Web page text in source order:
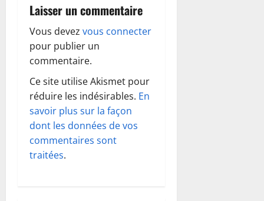
t
i
o
n
d
’
a
Laisser un commentaire
Vous devez vous connecter
pour publier un
commentaire.
Ce site utilise Akismet pour
réduire les indésirables. En
savoir plus sur la façon
dont les données de vos
commentaires sont
traitées.